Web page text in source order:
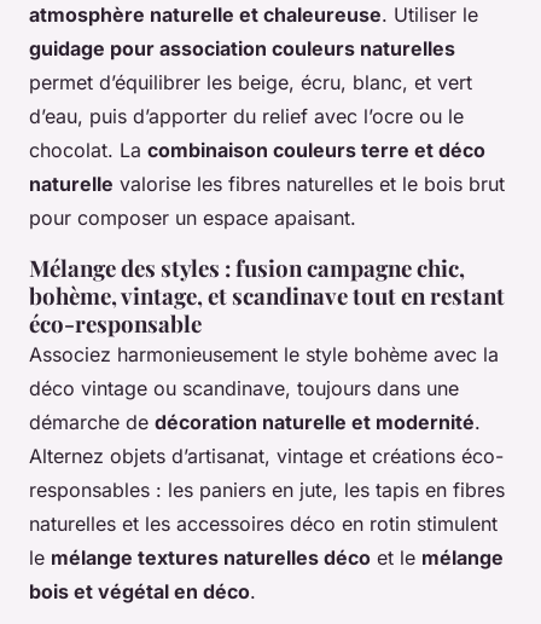
atmosphère naturelle et chaleureuse. Utiliser le
guidage pour association couleurs naturelles
permet d’équilibrer les beige, écru, blanc, et vert
d’eau, puis d’apporter du relief avec l’ocre ou le
chocolat. La combinaison couleurs terre et déco
naturelle valorise les fibres naturelles et le bois brut
pour composer un espace apaisant.
Mélange des styles : fusion campagne chic,
bohème, vintage, et scandinave tout en restant
éco-responsable
Associez harmonieusement le style bohème avec la
déco vintage ou scandinave, toujours dans une
démarche de décoration naturelle et modernité.
Alternez objets d’artisanat, vintage et créations éco-
responsables : les paniers en jute, les tapis en fibres
naturelles et les accessoires déco en rotin stimulent
le mélange textures naturelles déco et le mélange
bois et végétal en déco.